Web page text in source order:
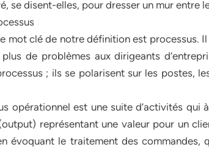
se disent-elles, pour dresser un mur entre
mot clé de notre définition est processus.
de problèmes aux dirigeants
; ils se polarisent sur les postes,
opérationnel est une suite d’activités qui
représentant une valeur pour un
évoquant le traitement des